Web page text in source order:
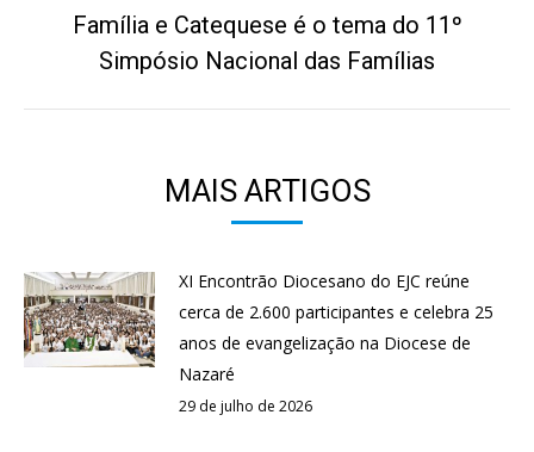
Próximo
post:
Família e Catequese é o tema do 11º
Simpósio Nacional das Famílias
MAIS ARTIGOS
XI Encontrão Diocesano do EJC reúne
cerca de 2.600 participantes e celebra 25
anos de evangelização na Diocese de
Nazaré
29 de julho de 2026